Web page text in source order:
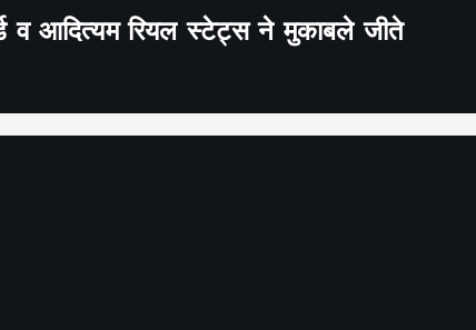
व आदित्यम रियल स्टेट्स ने मुकाबले जीते